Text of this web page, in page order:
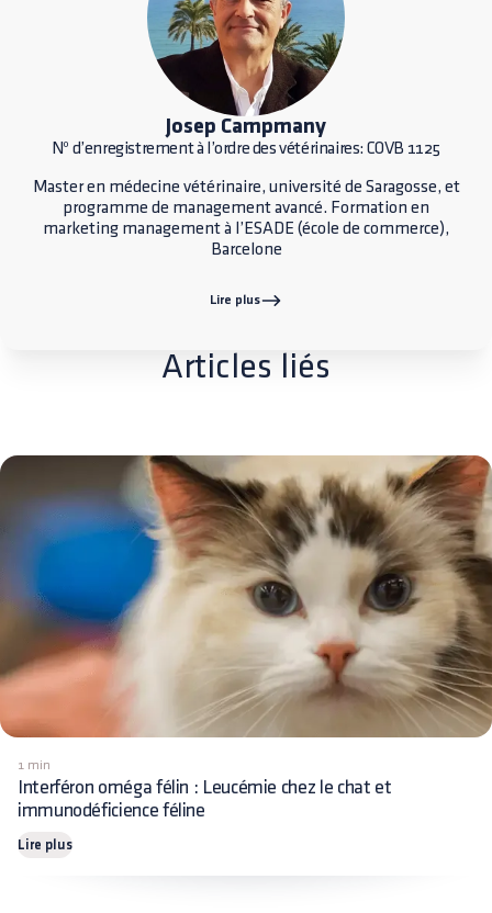
Josep Campmany
Nº d’enregistrement à l’ordre des vétérinaires: COVB 1125
Master en médecine vétérinaire, université de Saragosse, et
programme de management avancé. Formation en
marketing management à l’ESADE (école de commerce),
Barcelone
Lire plus
Articles liés
1 min
Interféron oméga félin : Leucémie chez le chat et
immunodéficience féline
Lire plus